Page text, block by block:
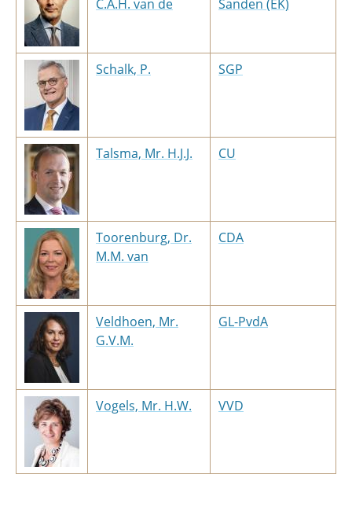
C.A.H. van de
Sanden (EK)
Schalk, P. SGP
Talsma, Mr. H.J.J. CU
Toorenburg, Dr.
M.M. van
CDA
Veldhoen, Mr.
G.V.M.
GL-PvdA
Vogels, Mr. H.W. VVD